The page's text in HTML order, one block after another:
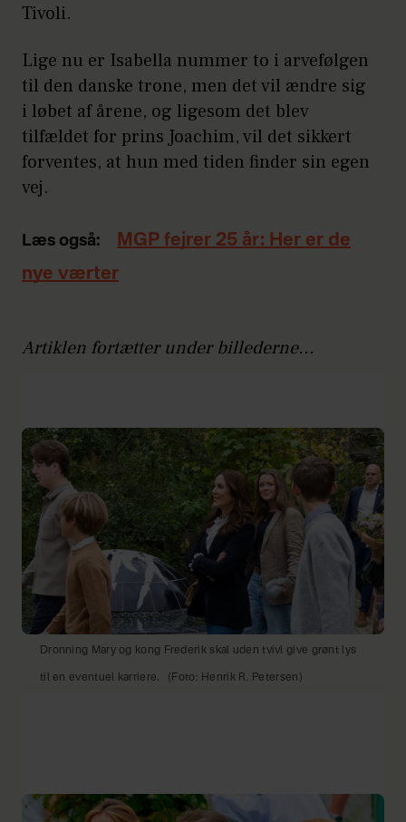
Tivoli.
Lige nu er Isabella nummer to i arvefølgen
til den danske trone, men det vil ændre sig
i løbet af årene, og ligesom det blev
tilfældet for prins Joachim, vil det sikkert
forventes, at hun med tiden finder sin egen
vej.
Læs også:
MGP fejrer 25 år: Her er de
nye værter
Artiklen fortætter under billederne...
Dronning Mary og kong Frederik skal uden tvivl give grønt lys
til en eventuel karriere. (Foto: Henrik R. Petersen)